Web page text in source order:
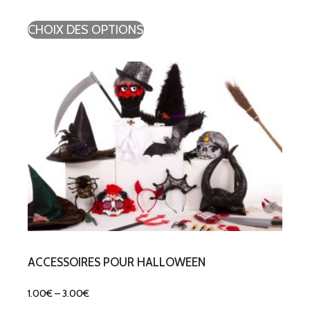
CHOIX DES OPTIONS
ACCESSOIRES POUR HALLOWEEN
1.00€–3.00€